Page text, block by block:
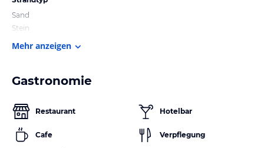
Sand
Stein
Mehr anzeigen
Gastronomie
Restaurant
Cafe
Hotelbar
Verpflegung